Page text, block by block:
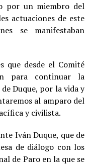
por un miembro del
actuaciones de este
se manifestaban
que desde el Comité
para continuar la
Duque, por la vida y
al amparo del
y civilista.
Iván Duque, que de
de diálogo con los
de Paro en la que se